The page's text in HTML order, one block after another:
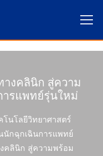
างคลินิก สู่ความ
รแพทย์รุ่นใหม่
นโลยีวิทยาศาสตร์
นักฉุกเฉินการแพทย์
คลินิก สู่ความพร้อม